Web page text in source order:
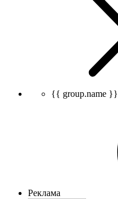
{{ group.name }}
Реклама